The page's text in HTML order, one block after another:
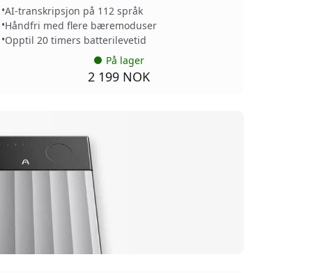
AI-transkripsjon på 112 språk
Håndfri med flere bæremoduser
Opptil 20 timers batterilevetid
På lager
2 199 NOK